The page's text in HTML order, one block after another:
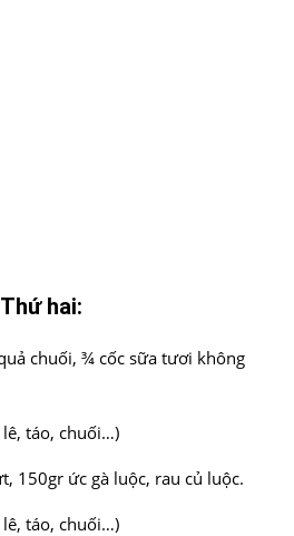
hai:
chuối, ¾ cốc sữa tươi không
lê, táo, chuối…)
150gr ức gà luộc, rau củ luộc.
lê, táo, chuối…)